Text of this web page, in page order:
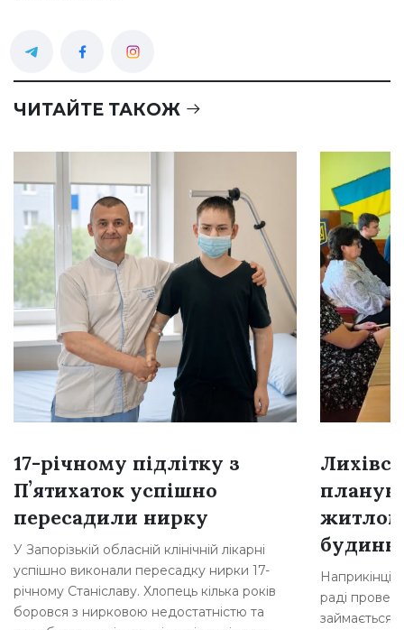
ЧИТАЙТЕ ТАКОЖ
17-річному підлітку з
Пʼятихаток успішно
пересадили нирку
У Запорізькій обласній клінічній лікарні
успішно виконали пересадку нирки 17-
річному Станіславу. Хлопець кілька років
боровся з нирковою недостатністю та
Наприкінці
раді
займається